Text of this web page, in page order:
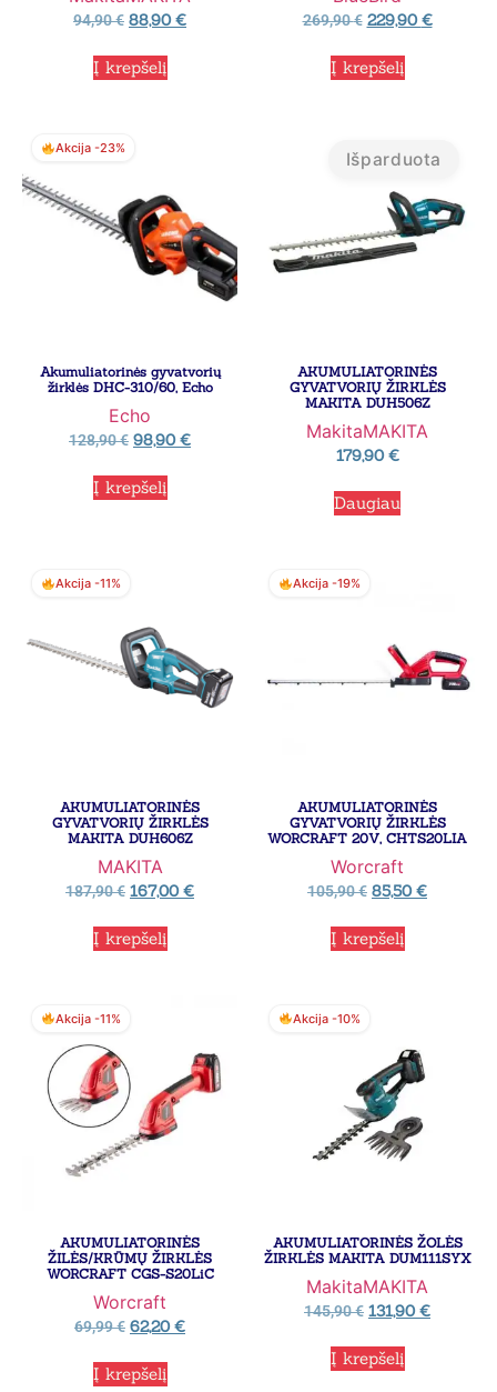
94,90€ 88,90€
Į krepšelį
269,90€ 229,90€
Į krepšelį
Akcija -23%
Akumuliatorinės gyvatvorių
žirklės DHC-310/60, Echo
Echo
128,90€ 98,90€
Į krepšelį
Išparduota
AKUMULIATORINĖS
GYVATVORIŲ ŽIRKLĖS
MAKITA DUH506Z
MakitaMAKITA
179,90€
Daugiau
Akcija -11%
AKUMULIATORINĖS
GYVATVORIŲ ŽIRKLĖS
MAKITA DUH606Z
MAKITA
187,90€ 167,00€
Į krepšelį
Akcija -19%
AKUMULIATORINĖS
GYVATVORIŲ ŽIRKLĖS
WORCRAFT 20V, CHTS20LIA
Worcraft
105,90€ 85,50€
Į krepšelį
Akcija -11%
AKUMULIATORINĖS
ŽILĖS/KRŪMŲ ŽIRKLĖS
WORCRAFT CGS-S20LiC
Worcraft
69,99€ 62,20€
Į krepšelį
Akcija -10%
AKUMULIATORINĖS ŽOLĖS
ŽIRKLĖS MAKITA DUM111SYX
MakitaMAKITA
145,90€ 131,90€
Į krepšelį